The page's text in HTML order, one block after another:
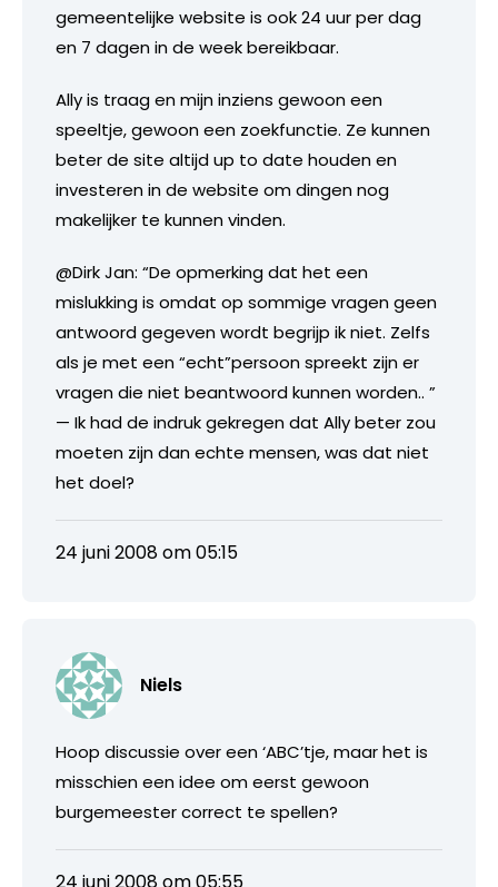
gemeentelijke website is ook 24 uur per dag
en 7 dagen in de week bereikbaar.
Ally is traag en mijn inziens gewoon een
speeltje, gewoon een zoekfunctie. Ze kunnen
beter de site altijd up to date houden en
investeren in de website om dingen nog
makelijker te kunnen vinden.
@Dirk Jan: “De opmerking dat het een
mislukking is omdat op sommige vragen geen
antwoord gegeven wordt begrijp ik niet. Zelfs
als je met een “echt”persoon spreekt zijn er
vragen die niet beantwoord kunnen worden.. ”
— Ik had de indruk gekregen dat Ally beter zou
moeten zijn dan echte mensen, was dat niet
het doel?
24 juni 2008 om 05:15
Niels
Hoop discussie over een ‘ABC’tje, maar het is
misschien een idee om eerst gewoon
burgemeester correct te spellen?
24 juni 2008 om 05:55